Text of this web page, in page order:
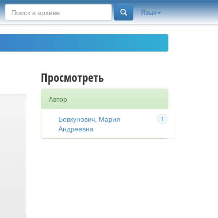
Язык
Просмотреть
Автор
1
Бовкунович, Мария
Андреевна